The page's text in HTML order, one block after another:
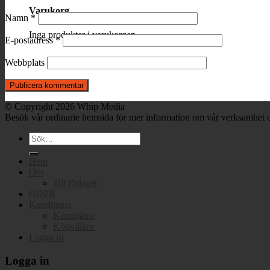
Varukorg
Inga produkter i varukorgen.
Namn *
E-postadress*
Webbplats
© Copyright 2026 Whip Media
Besök vår ordinarie hemsida för mer information om vår verksamhet
Sök
efter:
Logga in